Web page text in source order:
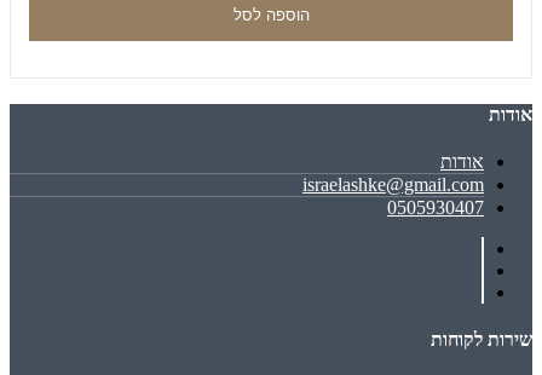
הוספה לסל
אודות
אודות
israelashke@gmail.com
0505930407
שירות לקוחות